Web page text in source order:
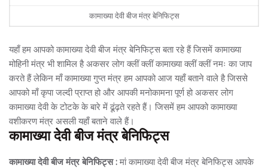
कामाख्या देवी बीज मंत्र बेनिफिट्स
यहाँ हम आपको कामाख्या देवी बीज मंत्र बेनिफिट्स बता रहे हैं जिसमें कामाख्या
मोहिनी मंत्र भी शामिल है अकसर लोग क्लीं क्लीं कामाख्या क्लीं क्लीं नमः का जाप
करते हैं लेकिन माँ कामाख्या गुप्त मंत्र हम आपको आज यहाँ बताने वाले है जिससे
आपको माँ कृपा जल्दी प्राप्त हो और आपकी मनोकामना पूर्ण हो अकसर लोग
कामाख्या देवी के टोटके के बारे में ढूंढ़ते रहते हैं। जिसमें हम आपको कामाख्या
वशीकरण मंत्र असली यहाँ बताने वाले हैं।
कामाख्या देवी बीज मंत्र बेनिफिट्स
कामाख्या देवी बीज मंत्र बेनिफिट्स : मां कामाख्या देवी बीज मंत्र बेनिफिट्स आपके